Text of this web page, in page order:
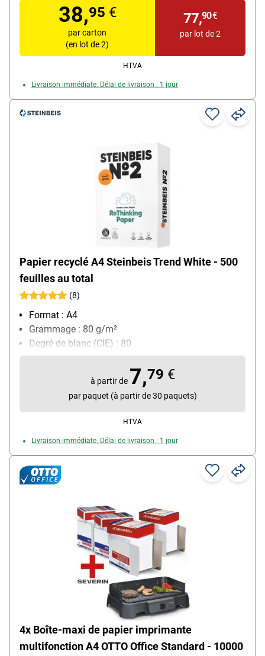
38,95 €
par carton
(en lot de 2)
77,90€
par lot de 2
HTVA
Livraison immédiate. Délai de livraison : 1 jour
Papier recyclé A4 Steinbeis Trend White - 500
feuilles au total
(8)
Format : A4
Grammage : 80 g/m²
Degré de blanc (CIE) : 80
Contenu par paquet : 500 feuille(s)
à partir de 7,79 €
par paquet (à partir de 30 paquets)
HTVA
Livraison immédiate. Délai de livraison : 1 jour
4x Boîte-maxi de papier imprimante
multifonction A4 OTTO Office Standard - 10000